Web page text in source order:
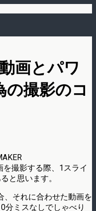
画とパワ
の撮影のコ
を撮影する際、1スライ
と思います。
、それに合わせた動画を
分ミスなしでしゃべり